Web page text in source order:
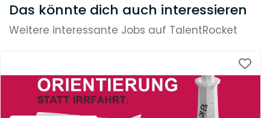
Das könnte dich auch interessieren
Weitere interessante Jobs auf TalentRocket